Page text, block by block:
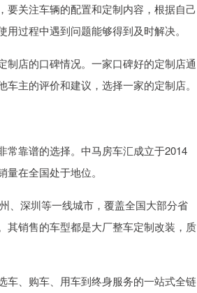
要关注车辆的配置和定制内容，根据自己
过程中遇到问题能够得到及时解决。
制店的口碑情况。一家口碑好的定制店通
主的评价和建议，选择一家的定制店。
常靠谱的选择。中马房车汇成立于2014
在全国处于地位。
、深圳等一线城市，覆盖全国大部分省
其销售的车型都是大厂整车定制改装，质
车、购车、用车到终身服务的一站式全链